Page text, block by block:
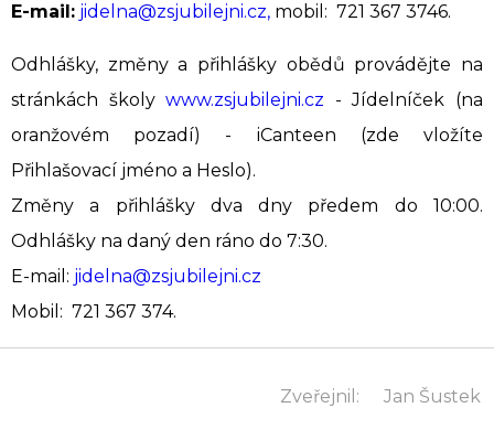
E-mail: jidelna@zsjubilejni.cz, mobil: 721 367 3746.
Odhlášky, změny a přihlášky obědů provádějte na
stránkách školywww.zsjubilejni.cz - Jídelníček (na
oranžovém pozadí) - iCanteen (zde vložíte
Přihlašovací jméno a Heslo).
Změny a přihlášky dva dny předem do 10:00.
Odhlášky na daný den ráno do 7:30.
E-mail: jidelna@zsjubilejni.cz
Mobil: 721 367 374.
Zveřejnil: Jan Šustek